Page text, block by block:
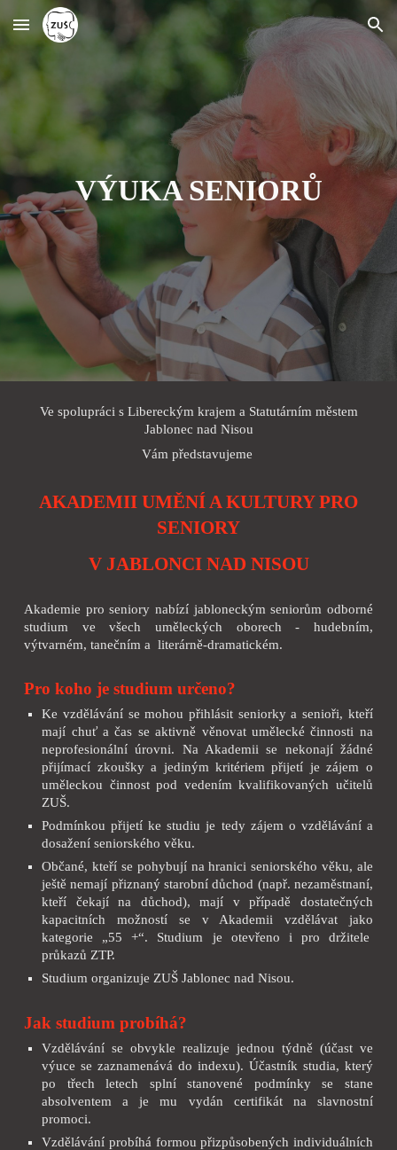
Skip to main content Skip to navigation
VÝUKA SENIORŮ
Ve spolupráci s Libereckým krajem a Statutárním městem
Jablonec nad Nisou
Vám představujeme
AKADEMII UMĚNÍ A KULTURY PRO
SENIORY
V JABLONCI NAD NISOU
Akademie pro seniory nabízí jabloneckým seniorům odborné
studium ve všech uměleckých oborech - hudebním,
výtvarném, tanečním a literárně-dramatickém.
Pro koho je studium určeno?
Ke vzdělávání se mohou přihlásit seniorky a senioři, kteří
mají chuť a čas se aktivně věnovat umělecké činnosti na
neprofesionální úrovni. Na Akademii se nekonají žádné
přijímací zkoušky a jediným kritériem přijetí je zájem o
uměleckou činnost pod vedením kvalifikovaných učitelů
ZUŠ.
Podmínkou přijetí ke studiu je tedy zájem o vzdělávání a
dosažení seniorského věku.
Občané, kteří se pohybují na hranici seniorského věku, ale
ještě nemají přiznaný starobní důchod (např. nezaměstnaní,
kteří čekají na důchod), mají v případě dostatečných
kapacitních možností se v Akademii vzdělávat jako
kategorie „55 +“. Studium je otevřeno i pro držitele
průkazů ZTP.
Studium organizuje ZUŠ Jablonec nad Nisou.
Jak studium probíhá?
Vzdělávání se obvykle realizuje jednou týdně (účast ve
výuce se zaznamenává do indexu). Účastník studia, který
po třech letech splní stanovené podmínky se stane
absolventem a je mu vydán certifikát na slavnostní
promoci.
Vzdělávání probíhá formou přizpůsobených individuálních